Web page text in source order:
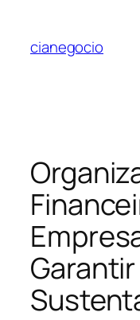
cianegocio
Garantir